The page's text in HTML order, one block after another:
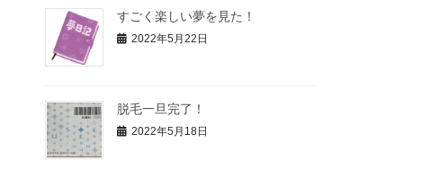
すごく楽しい夢を見た！
2022年5月22日
脱毛一旦完了！
2022年5月18日